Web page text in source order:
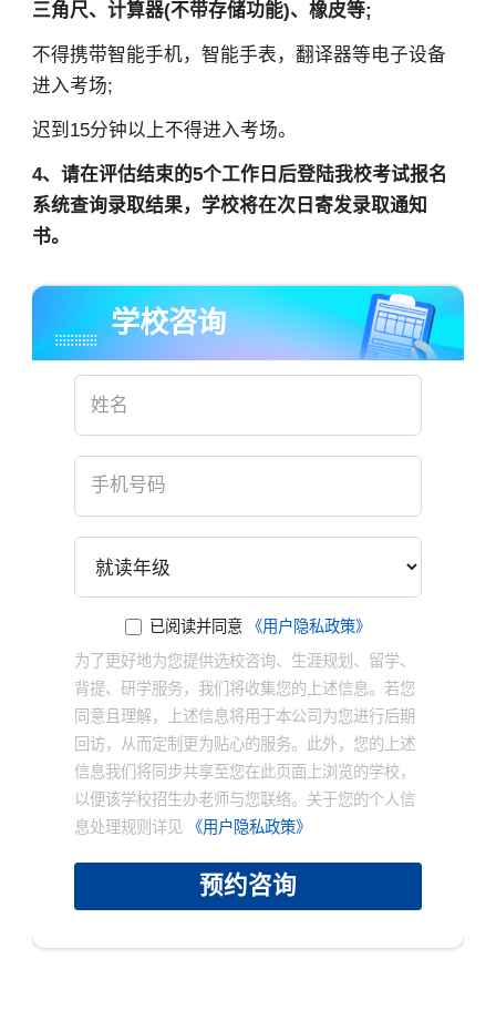
三角尺、计算器(不带存储功能)、橡皮等;
不得携带智能手机，智能手表，翻译器等电子设备
进入考场;
迟到15分钟以上不得进入考场。
4、请在评估结束的5个工作日后登陆我校考试报名
系统查询录取结果，学校将在次日寄发录取通知
书。
学校咨询
已阅读并同意
《用户隐私政策》
为了更好地为您提供选校咨询、生涯规划、留学、
背提、研学服务，我们将收集您的上述信息。若您
同意且理解，上述信息将用于本公司为您进行后期
回访，从而定制更为贴心的服务。此外，您的上述
信息我们将同步共享至您在此页面上浏览的学校，
以便该学校招生办老师与您联络。关于您的个人信
息处理规则详见
《用户隐私政策》
预约咨询